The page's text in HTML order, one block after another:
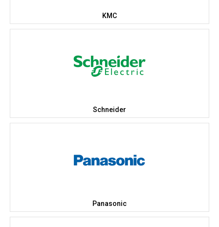
KMC
Schneider
Panasonic